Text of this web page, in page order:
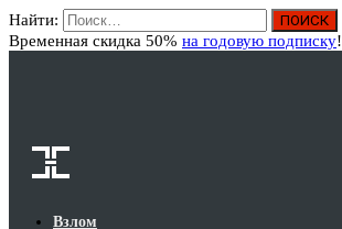
Найти:
Временная скидка 50% на годовую подписку!
Взлом